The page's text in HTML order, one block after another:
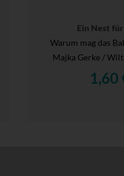
Ein Nest
Warum mag das
Majka Gerke /
1,60